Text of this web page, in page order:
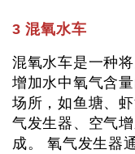
3 混氧水车
混氧水车是一种
增加水中氧气含
场所，如鱼塘、
气发生器、空气
成。 氧气发生器